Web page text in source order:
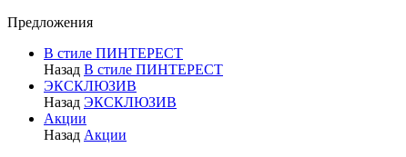
Предложения
В стиле ПИНТЕРЕСТ
Назад В стиле ПИНТЕРЕСТ
ЭКСКЛЮЗИВ
Назад ЭКСКЛЮЗИВ
Акции
Назад Акции